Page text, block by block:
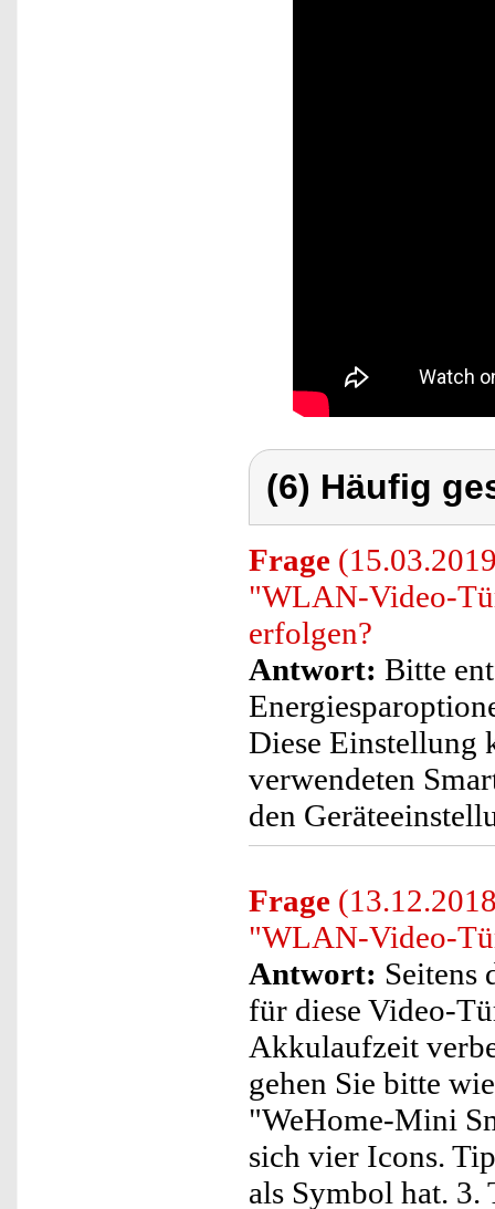
(6) Häufig
Frage
"WLAN-Video-
erfolgen?
Antwort: Bitte
Diese Einstellung
verwendeten
den
Frage
"WLAN-Video-
Antwort: Seitens
für diese Video-
Akkulaufzeit
gehen Sie bitte
"WeHome-Mini
sich vier Icons.
als Symbol hat. 3.